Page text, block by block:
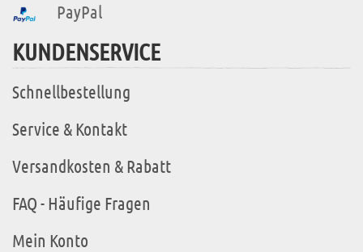
PayPal
KUNDENSERVICE
Schnellbestellung
Service & Kontakt
Versandkosten & Rabatt
FAQ - Häufige Fragen
Mein Konto